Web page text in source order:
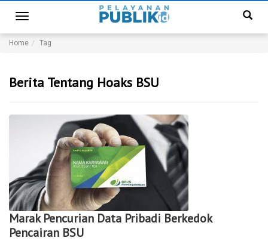
Toggle
navigation
Home Tag
Berita Tentang Hoaks BSU
Marak Pencurian Data Pribadi Berkedok
Pencairan BSU